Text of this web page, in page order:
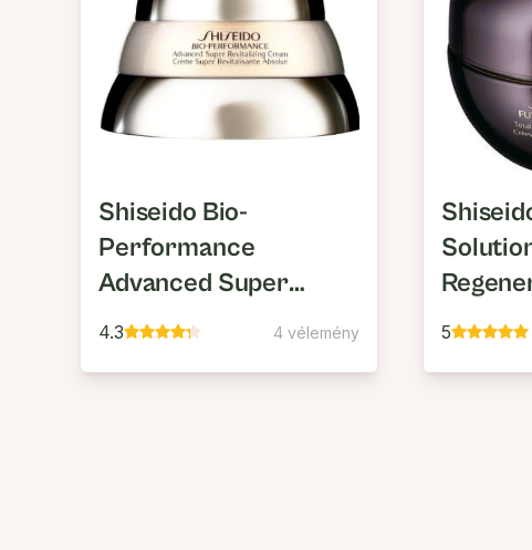
Shiseido Bio-
Performance
Advanced Super
Revitalizing Cream
4.3 4 vélemény
Cream
5